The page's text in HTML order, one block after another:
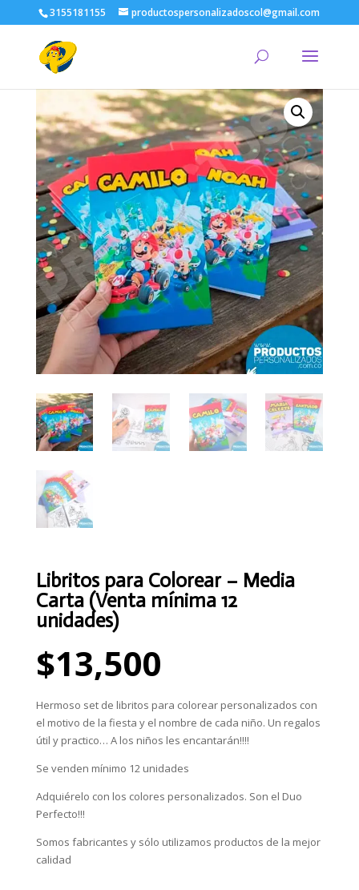
3155181155 productospersonalizadoscol@gmail.com
Libritos para Colorear – Media
Carta (Venta mínima 12
unidades)
$13,500
Hermoso set de libritos para colorear personalizados con
el motivo de la fiesta y el nombre de cada niño. Un regalos
útil y practico… A los niños les encantarán!!!!
Se venden mínimo 12 unidades
Adquiérelo con los colores personalizados. Son el Duo
Perfecto!!!
Somos fabricantes y sólo utilizamos productos de la mejor
calidad